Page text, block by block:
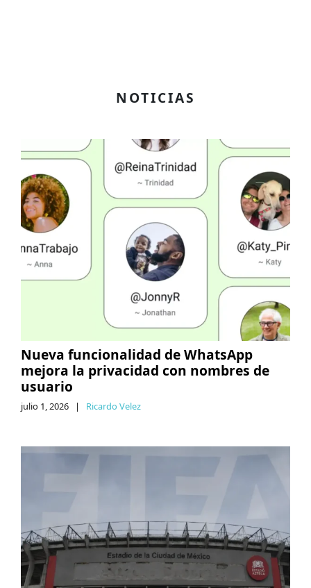
NOTICIAS
Nueva funcionalidad de WhatsApp
mejora la privacidad con nombres de
usuario
julio 1, 2026 | Ricardo Velez